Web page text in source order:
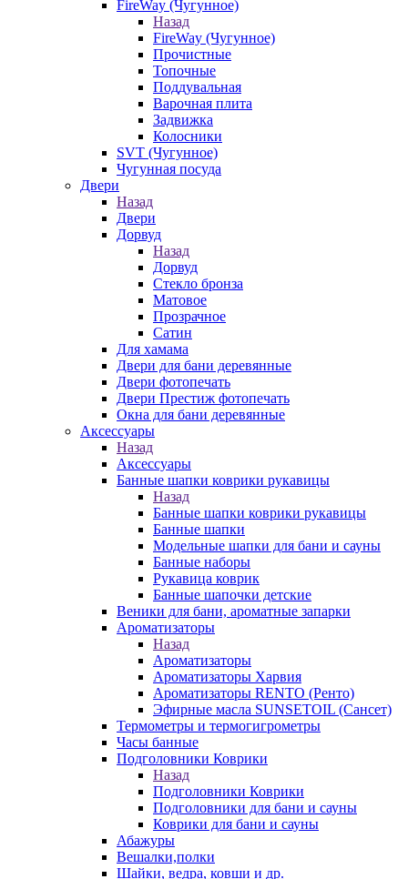
FireWay (Чугунное)
Назад
FireWay (Чугунное)
Прочистные
Топочные
Поддувальная
Варочная плита
Задвижка
Колосники
SVT (Чугунное)
Чугунная посуда
Двери
Назад
Двери
Дорвуд
Назад
Дорвуд
Стекло бронза
Матовое
Прозрачное
Сатин
Для хамама
Двери для бани деревянные
Двери фотопечать
Двери Престиж фотопечать
Окна для бани деревянные
Аксессуары
Назад
Аксессуары
Банные шапки коврики рукавицы
Назад
Банные шапки коврики рукавицы
Банные шапки
Модельные шапки для бани и сауны
Банные наборы
Рукавица коврик
Банные шапочки детские
Веники для бани, ароматные запарки
Ароматизаторы
Назад
Ароматизаторы
Ароматизаторы Харвия
Ароматизаторы RENTO (Ренто)
Эфирные масла SUNSETOIL (Сансет)
Термометры и термогигрометры
Часы банные
Подголовники Коврики
Назад
Подголовники Коврики
Подголовники для бани и сауны
Коврики для бани и сауны
Абажуры
Вешалки,полки
Шайки, ведра, ковши и др.